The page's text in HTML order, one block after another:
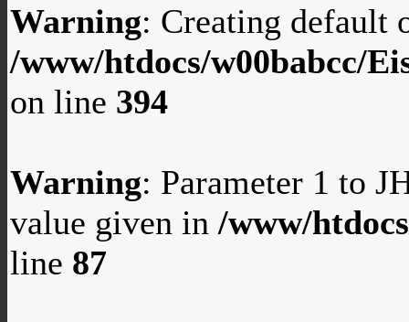
Warning: Creating default
/www/htdocs/w00babcc/
on line 394
Warning: Parameter 1 to
value given in /www/
line 87